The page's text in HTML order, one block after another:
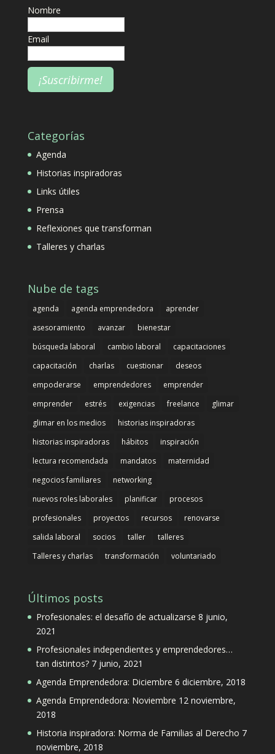
Nombre
Email
Categorías
Agenda
Historias inspiradoras
Links útiles
Prensa
Reflexiones que transforman
Talleres y charlas
Nube de tags
agenda agenda emprendedora
aprender
asesoramiento
avanzar
bienestar
búsqueda laboral
cambio laboral
capacitaciones
capacitación
charlas cuestionar
deseos
empoderarse
emprendedores
emprender
emprender
estrés exigencias freelance
glimar
glimar en los medios
historias inspiradoras
historias inspiradoras
hábitos
inspiración
lectura recomendada
mandatos
maternidad
negocios familiares
networking
nuevos roles laborales
planificar
procesos
profesionales
proyectos recursos
renovarse
salida laboral
socios taller
talleres
Talleres y charlas
transformación voluntariado
Últimos posts
Profesionales: el desafío de actualizarse 8 junio,
2021
Profesionales independientes y emprendedores…
tan distintos? 7 junio, 2021
Agenda Emprendedora: Diciembre 6 diciembre, 2018
Agenda Emprendedora: Noviembre 12 noviembre,
2018
Historia inspiradora: Norma de Familias al Derecho 7
noviembre, 2018